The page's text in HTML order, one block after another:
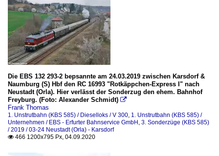
Die EBS 132 293-2 bepsannte am 24.03.2019 zwischen Karsdorf &
Naumburg (S) Hbf den RC 16993 "Rotkäppchen-Express I" nach
Neustadt (Orla). Hier verlässt der Sonderzug den ehem. Bahnhof
Freyburg. (Foto: Alexander Schmidt) 
Frank Thomas
1. Unstrutbahn (KBS 585) / Dieselloks / V 300 1. Unstrutbahn (KBS 585) /
Unternehmen / EBS - Erfurter Bahnservice GmbH 3. Sonderzüge (KBS 585)
/ 2019 / 03-24 Neustadt (Orla) - Karsdorf
 466 1200x795 Px, 04.09.2020